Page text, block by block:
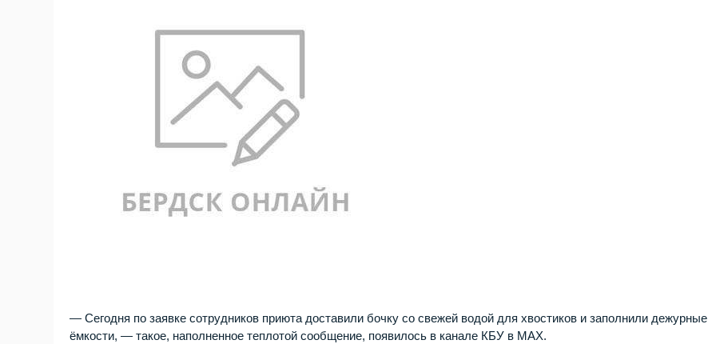
— Сегодня по заявке сотрудников приюта доставили бочку со свежей водой для хвостиков и заполнили дежурные
ёмкости, — такое, наполненное теплотой сообщение, появилось в канале КБУ в МАХ.